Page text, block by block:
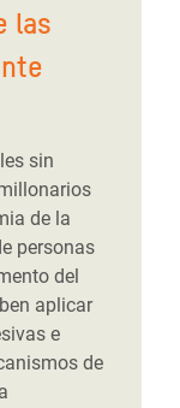
las
sin
de la
personas
del
aplicar
e
de